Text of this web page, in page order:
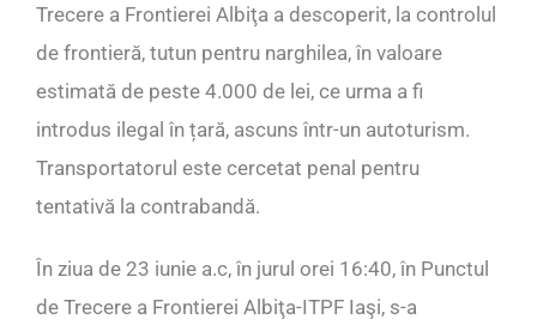
Trecere a Frontierei Albiţa a descoperit, la controlul
de frontieră, tutun pentru narghilea, în valoare
estimată de peste 4.000 de lei, ce urma a fi
introdus ilegal în țară, ascuns într-un autoturism.
Transportatorul este cercetat penal pentru
tentativă la contrabandă.
În ziua de 23 iunie a.c, în jurul orei 16:40, în Punctul
de Trecere a Frontierei Albiţa-ITPF Iaşi, s-a